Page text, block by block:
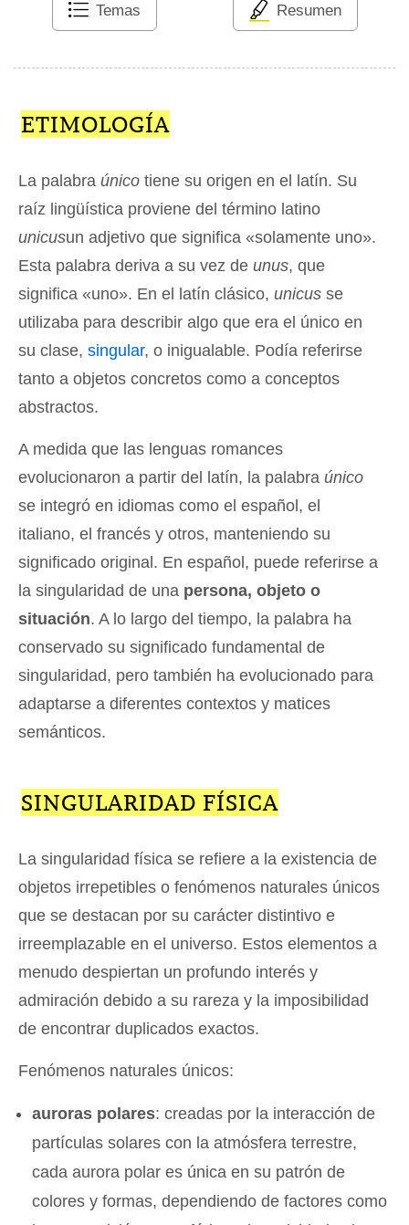
Temas Resumen
ETIMOLOGÍA
La palabra único tiene su origen en el latín. Su
raíz lingüística proviene del término latino
unicusun adjetivo que significa «solamente uno».
Esta palabra deriva a su vez de unus, que
significa «uno». En el latín clásico, unicus se
utilizaba para describir algo que era el único en
su clase, singular, o inigualable. Podía referirse
tanto a objetos concretos como a conceptos
abstractos.
A medida que las lenguas romances
evolucionaron a partir del latín, la palabra único
se integró en idiomas como el español, el
italiano, el francés y otros, manteniendo su
significado original. En español, puede referirse a
la singularidad de una persona, objeto o
situación. A lo largo del tiempo, la palabra ha
conservado su significado fundamental de
singularidad, pero también ha evolucionado para
adaptarse a diferentes contextos y matices
semánticos.
SINGULARIDAD FÍSICA
La singularidad física se refiere a la existencia de
objetos irrepetibles o fenómenos naturales únicos
que se destacan por su carácter distintivo e
irreemplazable en el universo. Estos elementos a
menudo despiertan un profundo interés y
admiración debido a su rareza y la imposibilidad
de encontrar duplicados exactos.
Fenómenos naturales únicos:
auroras polares: creadas por la interacción de
partículas solares con la atmósfera terrestre,
cada aurora polar es única en su patrón de
colores y formas, dependiendo de factores como